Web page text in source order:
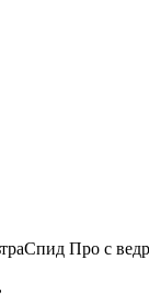
Про с